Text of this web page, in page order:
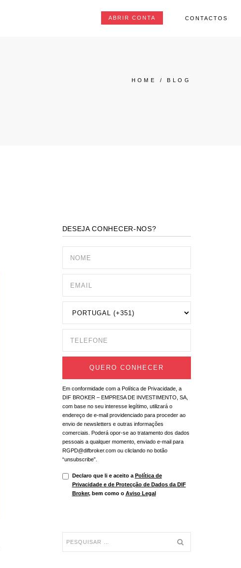
CONTACTOS
ABRIR CONTA
HOME /BLOG
DESEJA CONHECER-NOS?
Em conformidade com a Política de Privacidade, a
DIF BROKER – EMPRESA DE INVESTIMENTO, SA,
com base no seu interesse legítimo, utilizará o
endereço de e-mail providenciado para proceder ao
envio de newsletters e outras informações
comerciais. Poderá opor-se ao tratamento dos dados
pessoais a qualquer momento, enviado e-mail para
RGPD@difbroker.com ou cliclando no botão
“unsubscribe”.
Declaro que li e aceito a Política de
Privacidade e de Protecção de Dados da DIF
Broker, bem como o Aviso Legal